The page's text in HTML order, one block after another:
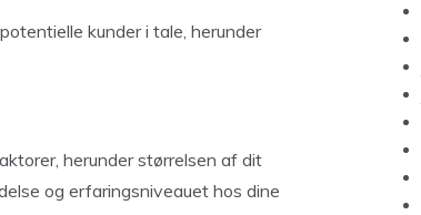
kunder i tale, herunder
herunder størrelsen af dit
og erfaringsniveauet hos dine